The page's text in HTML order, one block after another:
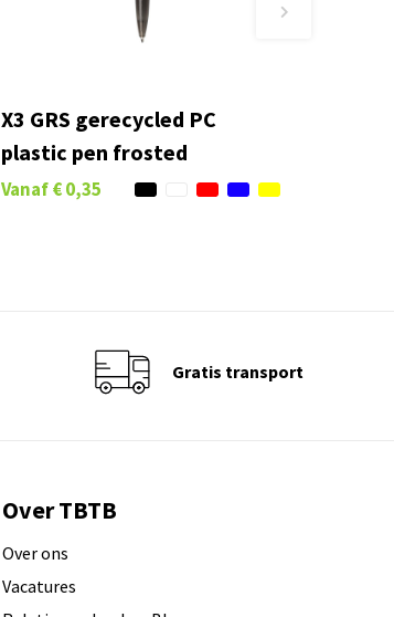
X3 GRS gerecycled PC
plastic pen frosted
Vanaf€ 0,35
Gratis transport
Over TBTB
Over ons
Vacatures